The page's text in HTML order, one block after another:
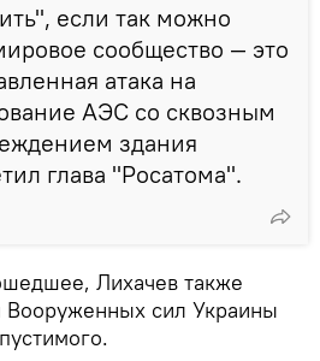
если так можно
сообщество — это
атака на
АЭС со сквозным
здания
глава "Росатома".
Лихачев также
Вооруженных сил Украины